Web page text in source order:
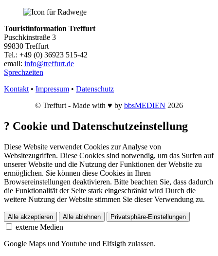
Touristinformation Treffurt
Puschkinstraße 3
99830 Treffurt
Tel.: +49 (0) 36923 515-42
email: info@treffurt.de
Sprechzeiten
Kontakt • Impressum • Datenschutz
© Treffurt - Made with ♥ by bbsMEDIEN 2026
? Cookie und Datenschutzeinstellung
Diese Website verwendet Cookies zur Analyse von
Websitezugriffen. Diese Cookies sind notwendig, um das Surfen auf
unserer Website und die Nutzung der Funktionen der Website zu
ermöglichen. Sie können diese Cookies in Ihren
Browsereinstellungen deaktivieren. Bitte beachten Sie, dass dadurch
die Funktionalität der Seite stark eingeschränkt wird Durch die
weitere Nutzung der Website stimmen Sie dieser Verwendung zu.
Alle akzeptieren Alle ablehnen Privatsphäre-Einstellungen
externe Medien
Google Maps und Youtube und Elfsigth zulassen.